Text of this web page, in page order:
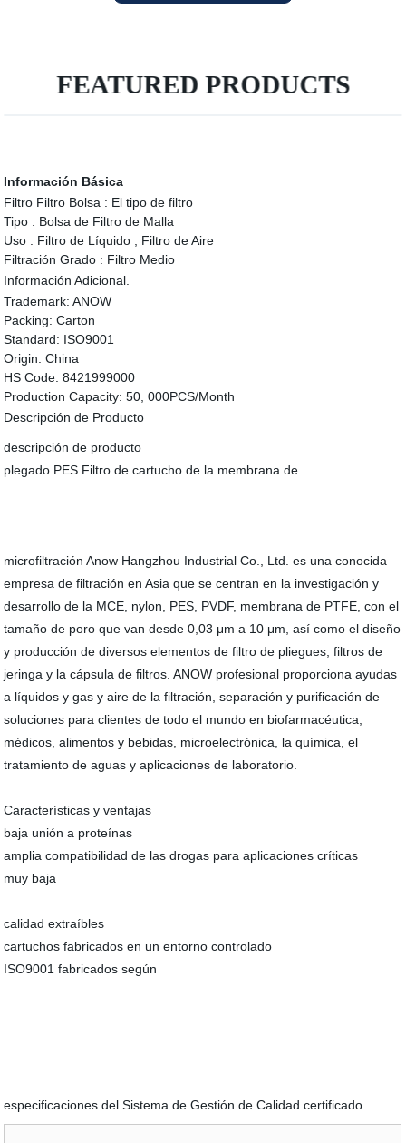
FEATURED PRODUCTS
Información Básica
Filtro Filtro Bolsa : El tipo de filtro
Tipo : Bolsa de Filtro de Malla
Uso : Filtro de Líquido , Filtro de Aire
Filtración Grado : Filtro Medio
Información Adicional.
Trademark: ANOW
Packing: Carton
Standard: ISO9001
Origin: China
HS Code: 8421999000
Production Capacity: 50, 000PCS/Month
Descripción de Producto
descripción de producto
plegado PES Filtro de cartucho de la membrana de
microfiltración Anow Hangzhou Industrial Co., Ltd. es una conocida
empresa de filtración en Asia que se centran en la investigación y
desarrollo de la MCE, nylon, PES, PVDF, membrana de PTFE, con el
tamaño de poro que van desde 0,03 μm a 10 μm, así como el diseño
y producción de diversos elementos de filtro de pliegues, filtros de
jeringa y la cápsula de filtros. ANOW profesional proporciona ayudas
a líquidos y gas y aire de la filtración, separación y purificación de
soluciones para clientes de todo el mundo en biofarmacéutica,
médicos, alimentos y bebidas, microelectrónica, la química, el
tratamiento de aguas y aplicaciones de laboratorio.
Características y ventajas
baja unión a proteínas
amplia compatibilidad de las drogas para aplicaciones críticas
muy baja
calidad extraíbles
cartuchos fabricados en un entorno controlado
ISO9001 fabricados según
especificaciones del Sistema de Gestión de Calidad certificado